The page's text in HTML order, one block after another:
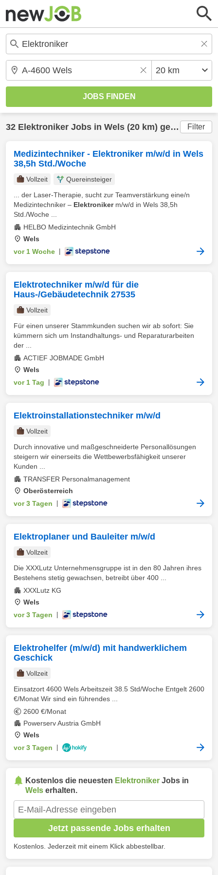
32 Elektroniker Jobs in Wels (20 km) gefunden Filter
Medizintechniker - Elektroniker m/w/d in Wels
38,5h Std./Woche
Vollzeit
Quereinsteiger
... der Laser-Therapie, sucht zur Teamverstärkung eine/n
Medizintechniker – Elektronikerm/w/d in Wels 38,5h
Std./Woche ...
HELBO Medizintechnik GmbH
Wels
vor 1 Woche
Elektrotechniker m/w/d für die
Haus-/Gebäudetechnik 27535
Vollzeit
Für einen unserer Stammkunden suchen wir ab sofort: Sie
kümmern sich um Instandhaltungs- und Reparaturarbeiten
der ...
ACTIEF JOBMADE GmbH
Wels
vor 1 Tag
Elektroinstallationstechniker m/w/d
Vollzeit
Durch innovative und maßgeschneiderte Personallösungen
steigern wir einerseits die Wettbewerbsfähigkeit unserer
Kunden ...
TRANSFER Personalmanagement
Oberösterreich
vor 3 Tagen
Elektroplaner und Bauleiter m/w/d
Vollzeit
Die XXXLutz Unternehmensgruppe ist in den 80 Jahren ihres
Bestehens stetig gewachsen, betreibt über 400 ...
XXXLutz KG
Wels
vor 3 Tagen
Elektrohelfer (m/w/d) mit handwerklichem
Geschick
Vollzeit
Einsatzort 4600 Wels Arbeitszeit 38.5 Std/Woche Entgelt 2600
€/Monat Wir sind ein führendes ...
2600 €/Monat
Powerserv Austria GmbH
Wels
vor 3 Tagen
Kostenlos die neuesten Elektroniker Jobs in
Wels erhalten.
Jetzt passende Jobs erhalten
Kostenlos. Jederzeit mit einem Klick abbestellbar.